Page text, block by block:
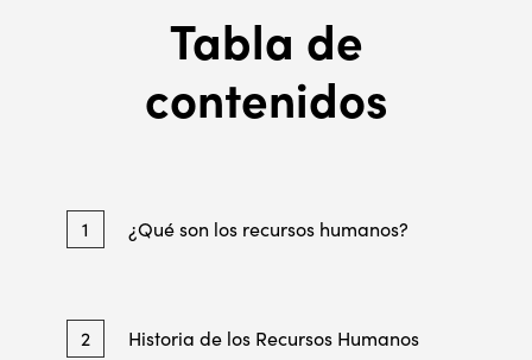
Tabla de
contenidos
1 ¿Qué son los recursos humanos?
2 Historia de los Recursos Humanos